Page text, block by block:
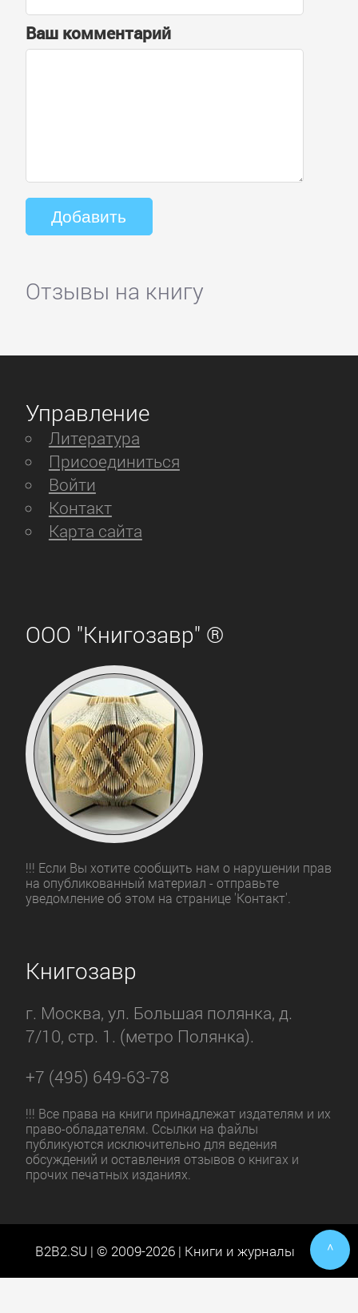
Ваш комментарий
Отзывы на книгу
Управление
Литература
Присоединиться
Войти
Контакт
Карта сайта
ООО "Книгозавр" ®
!!! Если Вы хотите сообщить нам о нарушении прав
на опубликованный материал - отправьте
уведомление об этом на странице 'Контакт'.
Книгозавр
г. Москва, ул. Большая полянка, д.
7/10, стр. 1. (метро Полянка).
+7 (495) 649-63-78
!!! Все права на книги принадлежат издателям и их
право-обладателям. Ссылки на файлы
публикуются исключительно для ведения
обсуждений и оставления отзывов о книгах и
прочих печатных изданиях.
B2B2.SU | © 2009-2026 | Книги и журналы ^